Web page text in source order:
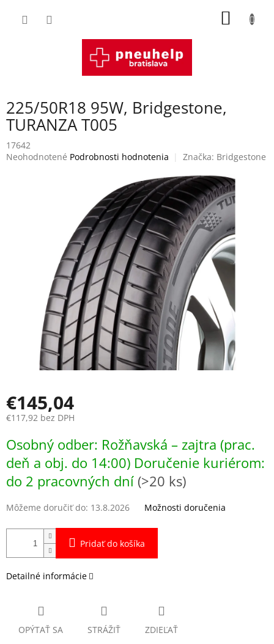
225/50R18 95W, Bridgestone,
TURANZA T005
17642
Priemerné
Neohodnotené Podrobnosti hodnotenia Značka: Bridgestone
€145,04
€117,92 bez DPH
cena:
Osobný odber: Rožňavská – zajtra (prac.
deň a obj. do 14:00) Doručenie kuriérom:
do 2 pracovných dní (>20 ks)
Môžeme doručiť do: 13.8.2026 Možnosti doručenia
Pridať do košíka
Detailné informácie
OPÝTAŤ SA STRÁŽIŤ ZDIEĽAŤ